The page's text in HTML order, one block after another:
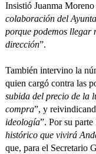
Insistió Juanma
colaboración del
porque podemos llegar
dirección”.
También intervino la
quien cargó contra las
subida del precio de la
compra”, y
ideología”. Por su
histórico que vivirá
que, para el Secretario